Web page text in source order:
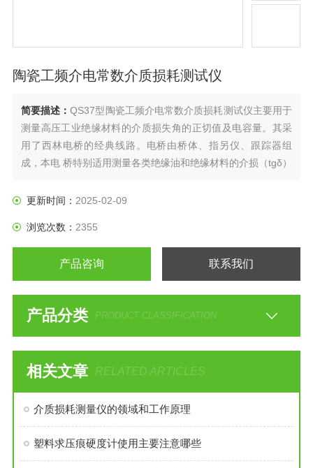
陶瓷工频介电常数介质损耗测试仪
简要描述：QS37型陶瓷工频介电常数介质损耗测试仪主要用于
测量高压工业绝缘材料的介质损失角的正切值及电容量。其采
用了西林电桥的经典线路。电桥由桥体、指另仪、跟踪器组
成，本电 桥特别适用测量各类绝缘油和绝缘材料的介损（tgδ）
更新时间： 2025-02-09
浏览次数： 2355
产品咨询 联系我们
产品分类 PRODUCT CLASSIFICATION
相关文章 RELATED ARTICLES
介质损耗测量仪的领域和工作原理
塑料求压痕硬度计使用主要注意哪些